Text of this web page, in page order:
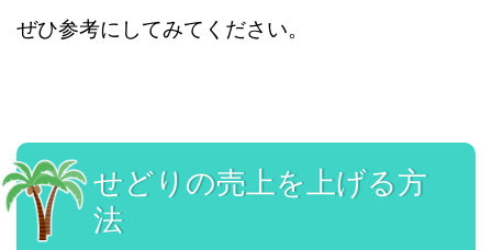
ぜひ参考にしてみてください。
せどりの売上を上げる方
法